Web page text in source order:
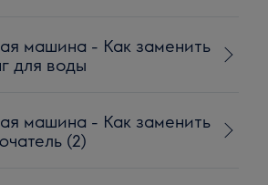
машина - Как заменить
для воды
машина - Как заменить
(2)